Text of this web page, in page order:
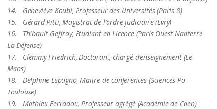
14. Geneviève Koubi, Professeur des Universités (Paris 8)
15. Gérard Pitti, Magistrat de l’ordre judiciaire (Evry)
16. Thibault Geffroy, Etudiant en Licence (Paris Ouest Nanterre
La Défense)
17. Clemmy Friedrich, Doctorant, chargé d’enseignement (Le
Mans)
18. Delphine Espagno, Maître de conférences (Sciences Po –
Toulouse)
19. Mathieu Ferradou, Professeur agrégé (Académie de Caen)